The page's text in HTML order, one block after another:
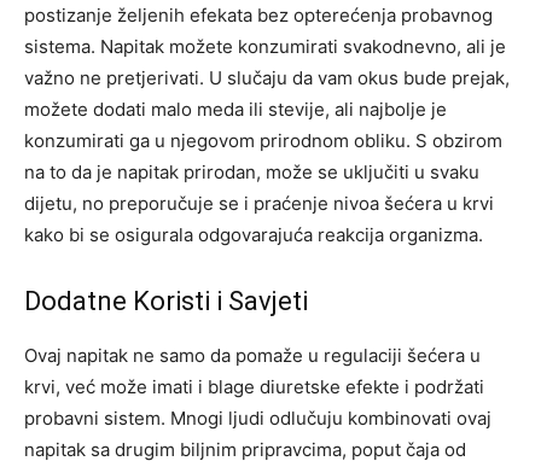
postizanje željenih efekata bez opterećenja probavnog
sistema. Napitak možete konzumirati svakodnevno, ali je
važno ne pretjerivati. U slučaju da vam okus bude prejak,
možete dodati malo meda ili stevije, ali najbolje je
konzumirati ga u njegovom prirodnom obliku. S obzirom
na to da je napitak prirodan, može se uključiti u svaku
dijetu, no preporučuje se i praćenje nivoa šećera u krvi
kako bi se osigurala odgovarajuća reakcija organizma.
Dodatne Koristi i Savjeti
Ovaj napitak ne samo da pomaže u regulaciji šećera u
krvi, već može imati i blage diuretske efekte i podržati
probavni sistem. Mnogi ljudi odlučuju kombinovati ovaj
napitak sa drugim biljnim pripravcima, poput čaja od